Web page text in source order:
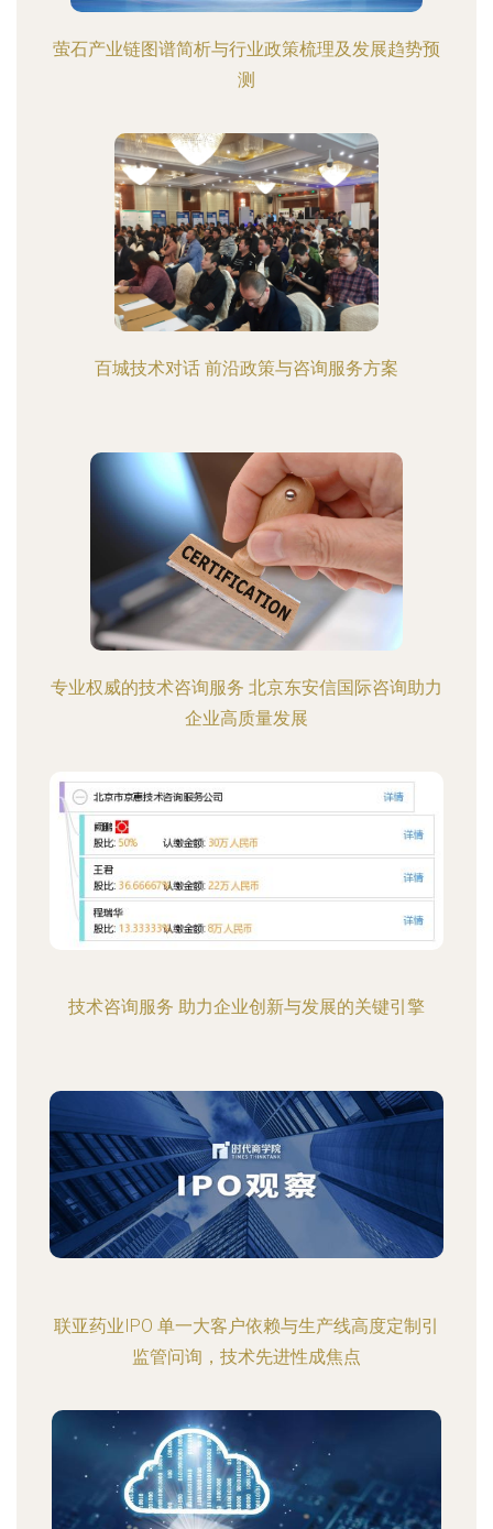
萤石产业链图谱简析与行业政策梳理及发展趋势预
测
百城技术对话 前沿政策与咨询服务方案
专业权威的技术咨询服务 北京东安信国际咨询助力
企业高质量发展
技术咨询服务 助力企业创新与发展的关键引擎
联亚药业IPO 单一大客户依赖与生产线高度定制引
监管问询，技术先进性成焦点